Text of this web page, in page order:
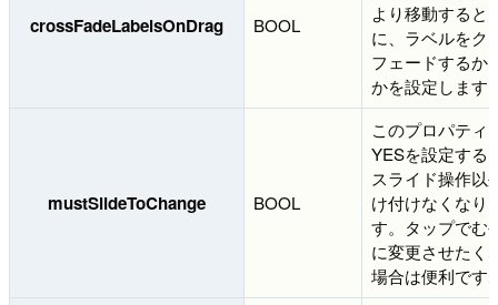
crossFadeLabelsOnDrag BOOL
より移動すると
に、ラベルをク
フェードするか
かを設定します
mustSlideToChange BOOL
このプロパティ
YESを設定する
スライド操作以
け付けなくなり
す。タップでむ
に変更させたく
場合は便利です